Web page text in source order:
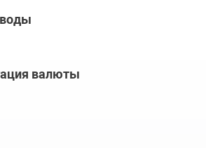
валюты